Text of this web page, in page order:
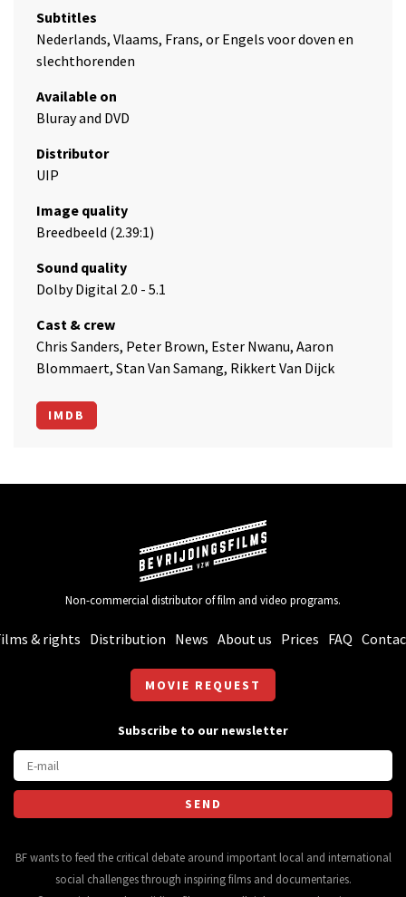
Subtitles
Nederlands, Vlaams, Frans, or Engels voor doven en
slechthorenden
Available on
Bluray and DVD
Distributor
UIP
Image quality
Breedbeeld (2.39:1)
Sound quality
Dolby Digital 2.0 - 5.1
Cast & crew
Chris Sanders, Peter Brown, Ester Nwanu, Aaron
Blommaert, Stan Van Samang, Rikkert Van Dijck
IMDB
Non-commercial distributor of film and video programs.
& rights Distribution News About us Prices FAQ
MOVIE REQUEST
Subscribe to our newsletter
BF wants to feed the critical debate around important local and international
social challenges through inspiring films and documentaries.